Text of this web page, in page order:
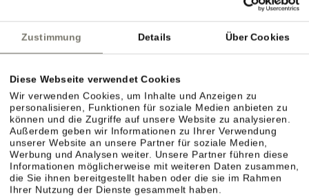
Zustimmung Details Über Cookies
Diese Webseite verwendet Cookies
Wir verwenden Cookies, um Inhalte und Anzeigen zu
personalisieren, Funktionen für soziale Medien anbieten zu
können und die Zugriffe auf unsere Website zu analysieren.
Außerdem geben wir Informationen zu Ihrer Verwendung
unserer Website an unsere Partner für soziale Medien,
Werbung und Analysen weiter. Unsere Partner führen diese
Informationen möglicherweise mit weiteren Daten zusammen,
die Sie ihnen bereitgestellt haben oder die sie im Rahmen
Ihrer Nutzung der Dienste gesammelt haben.
zu melden, mit
dem Zweck der
Wirksamkeit
einer Werbung
und der Anzeige
zielgerichteter
Werbung für den
Benutzer.